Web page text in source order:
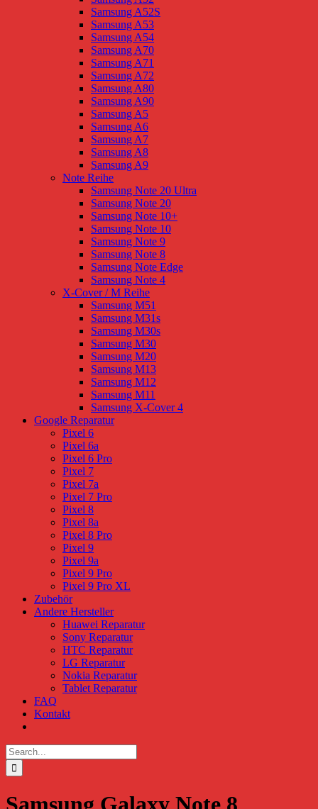
Samsung A52S
Samsung A53
Samsung A54
Samsung A70
Samsung A71
Samsung A72
Samsung A80
Samsung A90
Samsung A5
Samsung A6
Samsung A7
Samsung A8
Samsung A9
Note Reihe
Samsung Note 20 Ultra
Samsung Note 20
Samsung Note 10+
Samsung Note 10
Samsung Note 9
Samsung Note 8
Samsung Note Edge
Samsung Note 4
X-Cover / M Reihe
Samsung M51
Samsung M31s
Samsung M30s
Samsung M30
Samsung M20
Samsung M13
Samsung M12
Samsung M11
Samsung X-Cover 4
Google Reparatur
Pixel 6
Pixel 6a
Pixel 6 Pro
Pixel 7
Pixel 7a
Pixel 7 Pro
Pixel 8
Pixel 8a
Pixel 8 Pro
Pixel 9
Pixel 9a
Pixel 9 Pro
Pixel 9 Pro XL
Zubehör
Andere Hersteller
Huawei Reparatur
Sony Reparatur
HTC Reparatur
LG Reparatur
Nokia Reparatur
Tablet Reparatur
FAQ
Kontakt
Search
for: